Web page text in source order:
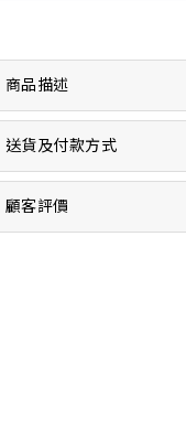
商品描述
送貨及付款方式
顧客評價